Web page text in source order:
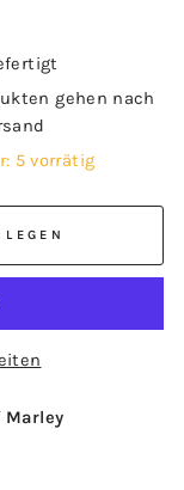
gehen nach
5 vorrätig
Marley